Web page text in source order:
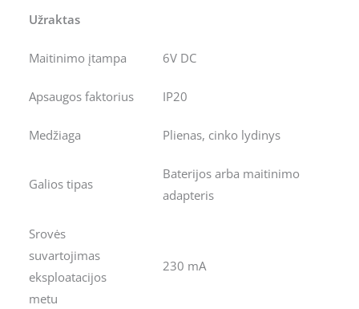
Užraktas
Maitinimo įtampa 6V DC
Apsaugos faktorius IP20
Medžiaga Plienas, cinko lydinys
Galios tipas
Baterijos arba maitinimo
adapteris
Srovės
suvartojimas
eksploatacijos
metu
230 mA